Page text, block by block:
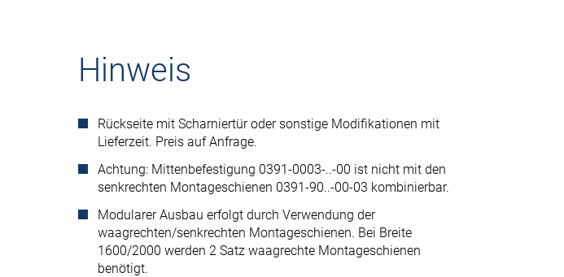
Hinweis
Rückseite mit Scharniertür oder sonstige Modifikationen mit
Lieferzeit. Preis auf Anfrage.
Achtung: Mittenbefestigung 0391-0003-..-00 ist nicht mit den
senkrechten Montageschienen 0391-90..-00-03 kombinierbar.
Modularer Ausbau erfolgt durch Verwendung der
waagrechten/senkrechten Montageschienen. Bei Breite
1600/2000 werden 2 Satz waagrechte Montageschienen
benötigt.